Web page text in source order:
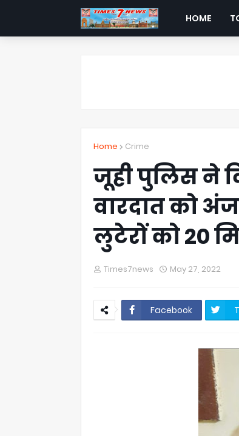
HOME
Home Crime
जूही पुलिस ने
वारदात को
लुटेरों को 20
Times7news May 27, 2022
Facebook